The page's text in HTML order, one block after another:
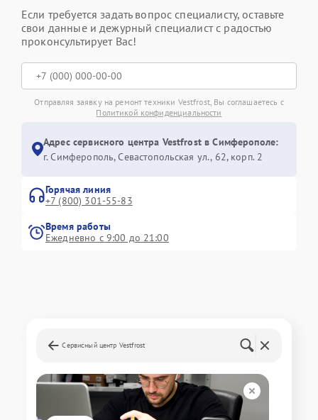
Если требуется задать вопрос специалисту, оставьте
свои данные и дежурный специалист с радостью
проконсультирует Вас!
Отправляя заявку на ремонт техники Vestfrost, Вы соглашаетесь с
Политикой конфиденциальности
Адрес сервисного центра Vestfrost в Симферополе:
г. Симферополь, Севастопольская ул., 62, корп. 2
Горячая линия
+7 (800) 301-55-83
Время работы
Ежедневно с 9:00 до 21:00
Сервисный центр Vestfrost